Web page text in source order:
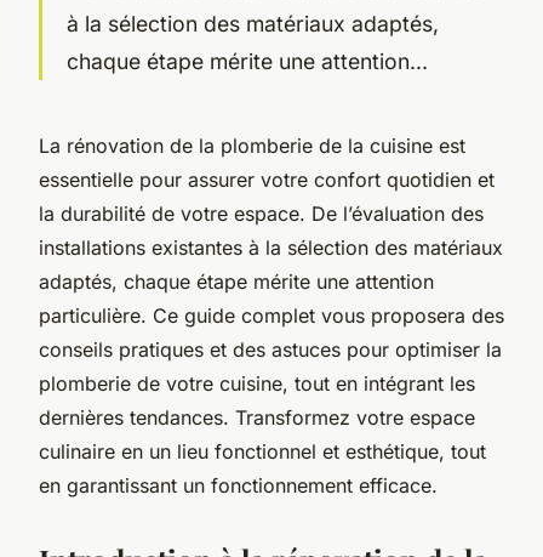
à la sélection des matériaux adaptés,
chaque étape mérite une attention...
La rénovation de la plomberie de la cuisine est
essentielle pour assurer votre confort quotidien et
la durabilité de votre espace. De l’évaluation des
installations existantes à la sélection des matériaux
adaptés, chaque étape mérite une attention
particulière. Ce guide complet vous proposera des
conseils pratiques et des astuces pour optimiser la
plomberie de votre cuisine, tout en intégrant les
dernières tendances. Transformez votre espace
culinaire en un lieu fonctionnel et esthétique, tout
en garantissant un fonctionnement efficace.